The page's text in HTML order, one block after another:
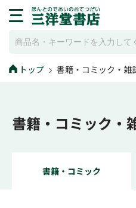
トップ 書籍・コミック・雑
書籍・コミック・
書籍・コミック